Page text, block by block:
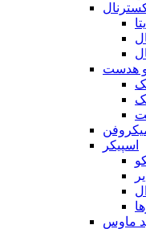
هدست
اسپیکر
ماوس